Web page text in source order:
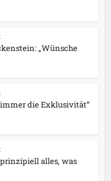
„Wünsche
die Exklusivität“
alles, was